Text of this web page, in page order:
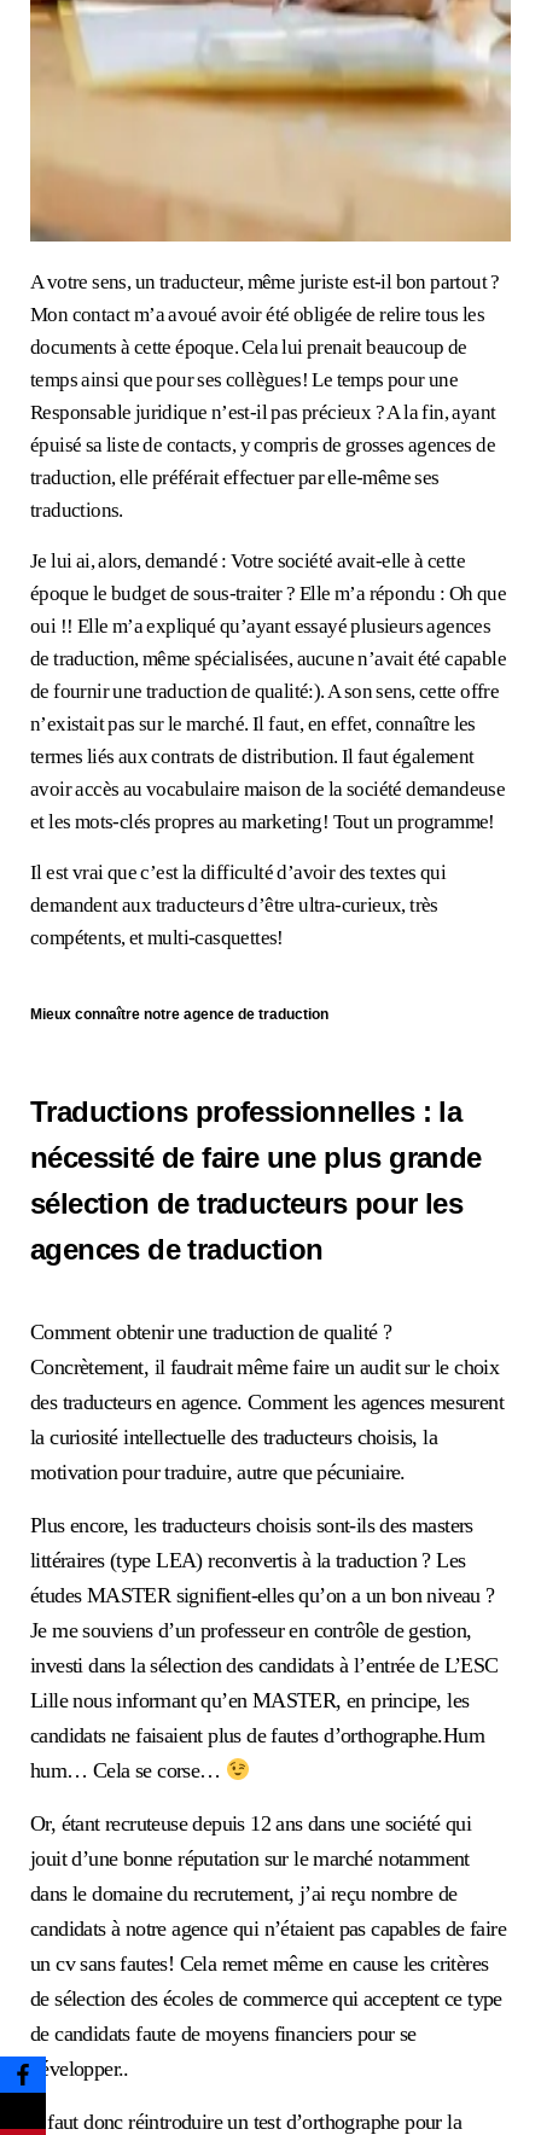
A votre sens, un traducteur, même juriste est-il bon partout ?
Mon contact m’a avoué avoir été obligée de relire tous les
documents à cette époque. Cela lui prenait beaucoup de
temps ainsi que pour ses collègues! Le temps pour une
Responsable juridique n’est-il pas précieux ? A la fin, ayant
épuisé sa liste de contacts, y compris de grosses agences de
traduction, elle préférait effectuer par elle-même ses
traductions.
Je lui ai, alors, demandé : Votre société avait-elle à cette
époque le budget de sous-traiter ? Elle m’a répondu : Oh que
oui !! Elle m’a expliqué qu’ayant essayé plusieurs agences
de traduction, même spécialisées, aucune n’avait été capable
de fournir une traduction de qualité:). A son sens, cette offre
n’existait pas sur le marché. Il faut, en effet, connaître les
termes liés aux contrats de distribution. Il faut également
avoir accès au vocabulaire maison de la société demandeuse
et les mots-clés propres au marketing! Tout un programme!
Il est vrai que c’est la difficulté d’avoir des textes qui
demandent aux traducteurs d’être ultra-curieux, très
compétents, et multi-casquettes!
Mieux connaître notre agence de traduction
Traductions professionnelles : la
nécessité de faire une plus grande
sélection de traducteurs pour les
agences de traduction
Comment obtenir une traduction de qualité ?
Concrètement, il faudrait même faire un audit sur le choix
des traducteurs en agence. Comment les agences mesurent
la curiosité intellectuelle des traducteurs choisis, la
motivation pour traduire, autre que pécuniaire.
Plus encore, les traducteurs choisis sont-ils des masters
littéraires (type LEA) reconvertis à la traduction ? Les
études MASTER signifient-elles qu’on a un bon niveau ?
Je me souviens d’un professeur en contrôle de gestion,
investi dans la sélection des candidats à l’entrée de L’ESC
Lille nous informant qu’en MASTER, en principe, les
candidats ne faisaient plus de fautes d’orthographe.Hum
hum… Cela se corse…
Or, étant recruteuse depuis 12 ans dans une société qui
jouit d’une bonne réputation sur le marché notamment
dans le domaine du recrutement, j’ai reçu nombre de
candidats à notre agence qui n’étaient pas capables de faire
un cv sans fautes! Cela remet même en cause les critères
de sélection des écoles de commerce qui acceptent ce type
de candidats faute de moyens financiers pour se
développer..
Il faut donc réintroduire un test d’orthographe pour la